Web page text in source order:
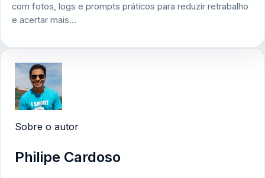
com fotos, logs e prompts práticos para reduzir retrabalho
e acertar mais…
Sobre o autor
Philipe Cardoso